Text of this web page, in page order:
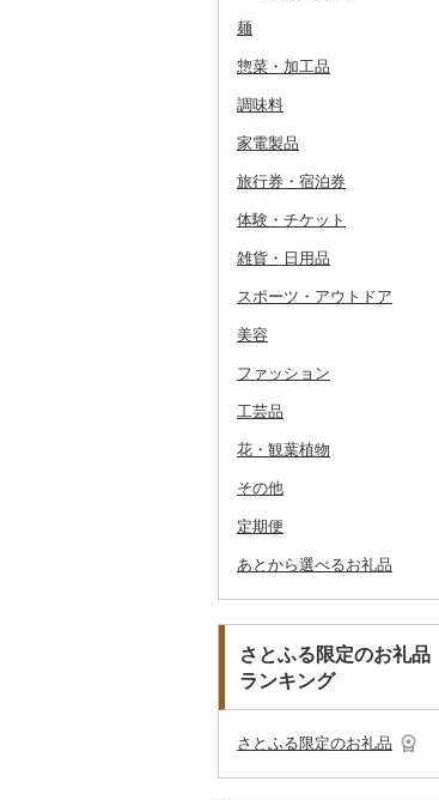
その他牛肉（精肉）
ほっけ
その他鮮魚
麺
ラーメン
うどん
そば
パスタ
ひやむぎ
そうめん
その他麺
惣菜・加工品
惣菜
餃子
シュウマイ
コロッケ
その他惣菜
カレー・シチュー
カレー
シチュー
鍋
肉
魚
その他鍋
ピザ
レトルト
スープ
豆腐・納豆
豆腐
漬物
キムチ
その他漬物
缶詰・瓶詰
肉
魚
ジャム
その他缶詰・瓶詰
乾物
燻製（スモーク）
おせち
その他加工品
調味料
砂糖
塩
醤油
味噌
酢
だし
食用油
オリーブオイル
ごま油
はちみつ
ドレッシング
その他調味料
ケチャップ
こしょう
その他調味料
家電製品
季節・空調家電
キッチン家電
照明器具
パソコン・周辺機器
TV・オーディオ・カメラ
美容・健康家電
カー用品
時計
その他家電
旅行券・宿泊券
旅行券
JTBふるさと旅行クー
その他旅行券
宿泊券
体験・チケット
PayPay商品券
食事券
温泉・サウナ・スパ利用
券
GDOふるさとゴルフ
プレークーポン
その他のゴルフプレー
花火大会チケット
カタログギフト
雑貨・日用品
家具・インテリア
机・テーブル
その他家具・インテリ
寝具
布団
毛布
タオルケット
タオル
その他タオル
文房具・印鑑
ボールペン
ノート・ファイル
その他文房具
食器
グラス・カップ
箸
スプーン・フォーク・
ナイフ
皿・椀
その他食器
キッチン用品
フライパン
鍋
まな板
土鍋
日用品
洗剤
トイレットペーパー
ティッシュ
その他日用品
楽器・器材
本・CD・DVD
おもちゃ・ぬいぐるみ
ご当地キャラクター
ペット用品
スポーツ・アウトドア
ゴルフ
ゴルフボール
ゴルフウェア
その他ゴルフ
釣り
サイクリング
アウトドア・キャンプ
その他スポーツ
その他スポーツ
美容
スキンケア
洗顔
その他スキンケア
シャンプー・リンス
石鹸・ボディーソープ
入浴剤
アロマ
プロテイン
その他美容
ファッション
鞄・バッグ
トートバッグ・ショル
ツケース
その他鞄・バッグ
洋服
女性・レディース
子供・ベビー
その他洋服
和服
靴・履物
靴・シューズ
スリッパ・下駄・草履
その他靴・履物
アクセサリー
ペンダント・ネックレ
ス
ピアス・イヤリング
その他アクセサリー
その他服飾小物
ショール・ストール
マフラー・手袋
工芸品
織物
本場奄美大島紬
陶器・漆器
唐津焼
備前焼
美濃焼
村上木彫堆朱
その他装飾品・工芸品
数珠
工芸品
播州そろばん
美濃和紙
花・観葉植物
観葉植物・苗木
花
胡蝶蘭
造花・プリザーブドフ
ラワー
その他花
盆栽・その他
その他
地域サービス
その他
定期便
あとから選べるお礼品
さとふる限定のお礼品
ランキング
さとふる限定のお礼品